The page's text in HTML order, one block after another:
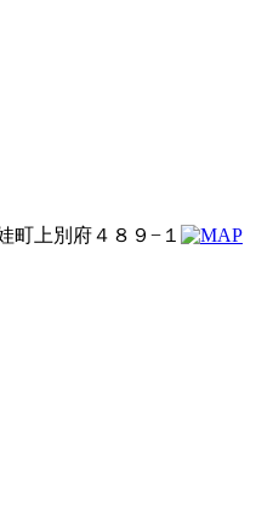
町上別府４８９−１